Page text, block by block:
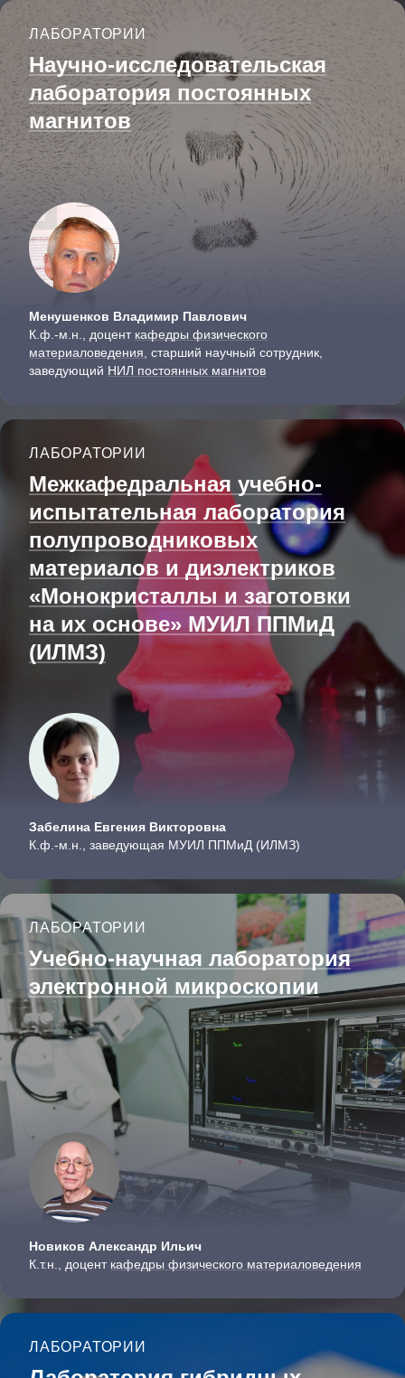
ЛАБОРАТОРИИ
Научно-исследователь­ская
лаборатория постоянных
магнитов
Менушенков Владимир Павлович
К.ф.-м.н., доцент кафедры физического
материаловедения , старший научный сотрудник,
заведующий НИЛ постоянных магнитов
ЛАБОРАТОРИИ
Межкафедральная учебно-
испытательная лаборатория
полупроводниковых
материалов и диэлектриков
«Монокристаллы и заготовки
на их основе» МУИЛ ППМиД
(ИЛМЗ)
Забелина Евгения Викторовна
К.ф.-м.н., заведующая МУИЛ ППМиД (ИЛМЗ)
ЛАБОРАТОРИИ
Учебно-научная лаборатория
электронной микроскопии
Новиков Александр Ильич
К.т.н., доцент кафедры физического материало­ведения
ЛАБОРАТОРИИ